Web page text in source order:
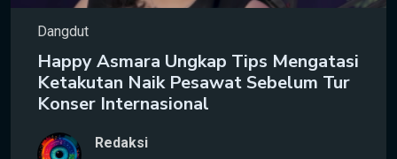
Dangdut
Happy Asmara Ungkap Tips Mengatasi
Ketakutan Naik Pesawat Sebelum Tur
Konser Internasional
Redaksi